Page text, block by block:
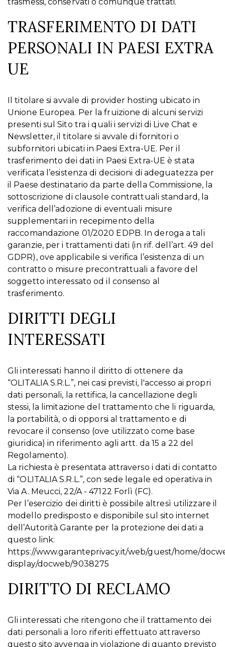
TRASFERIMENTO DI DATI
PERSONALI IN PAESI EXTRA
UE
Il titolare si avvale di provider hosting ubicato in
Unione Europea. Per la fruizione di alcuni servizi
presenti sul Sito tra i quali i servizi di Live Chat e
Newsletter, il titolare si avvale di fornitori o
subfornitori ubicati in Paesi Extra-UE. Per il
trasferimento dei dati in Paesi Extra-UE è stata
verificata l’esistenza di decisioni di adeguatezza per
il Paese destinatario da parte della Commissione, la
sottoscrizione di clausole contrattuali standard, la
verifica dell’adozione di eventuali misure
supplementari in recepimento della
raccomandazione 01/2020 EDPB. In deroga a tali
garanzie, per i trattamenti dati (in rif. dell’art. 49 del
GDPR), ove applicabile si verifica l’esistenza di un
contratto o misure precontrattuali a favore del
soggetto interessato od il consenso al
trasferimento.
DIRITTI DEGLI
INTERESSATI
Gli interessati hanno il diritto di ottenere da
“OLITALIA S.R.L.”, nei casi previsti, l'accesso ai propri
dati personali, la rettifica, la cancellazione degli
stessi, la limitazione del trattamento che li riguarda,
la portabilità, o di opporsi al trattamento e di
revocare il consenso (ove utilizzato come base
giuridica) in riferimento agli artt. da 15 a 22 del
Regolamento).
La richiesta è presentata attraverso i dati di contatto
di “OLITALIA S.R.L.”, con sede legale ed operativa in
Via A. Meucci, 22/A - 47122 Forlì (FC).
Per l’esercizio dei diritti è possibile altresì utilizzare il
modello predisposto e disponibile sul sito internet
dell’Autorità Garante per la protezione dei dati a
questo link:
https://www.garanteprivacy.it/web/guest/home/
display/docweb/9038275
DIRITTO DI RECLAMO
Gli interessati che ritengono che il trattamento dei
dati personali a loro riferiti effettuato attraverso
questo sito avvenga in violazione di quanto previsto